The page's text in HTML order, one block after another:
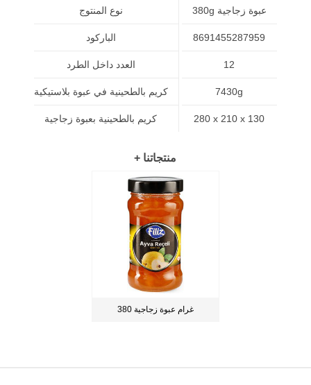
نوع المنتوج
الباركود
العدد داخل الطرد
كريم بالطحينية في عبوة بلاستيكية
كريم بالطحينية بعبوة زجاجية
380g عبوة زجاجية
8691455287959
12
7430g
280 x 210 x 130
+ منتجاتنا
380 غرام عبوة زجاجية